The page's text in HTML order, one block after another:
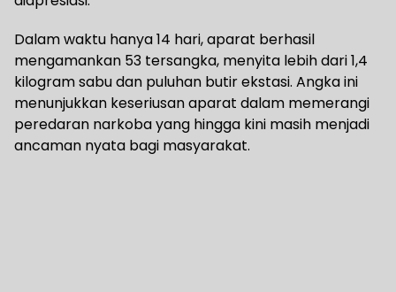
Dalam waktu hanya 14 hari, aparat berhasil
mengamankan 53 tersangka, menyita lebih dari 1,4
kilogram sabu dan puluhan butir ekstasi. Angka ini
menunjukkan keseriusan aparat dalam memerangi
peredaran narkoba yang hingga kini masih menjadi
ancaman nyata bagi masyarakat.